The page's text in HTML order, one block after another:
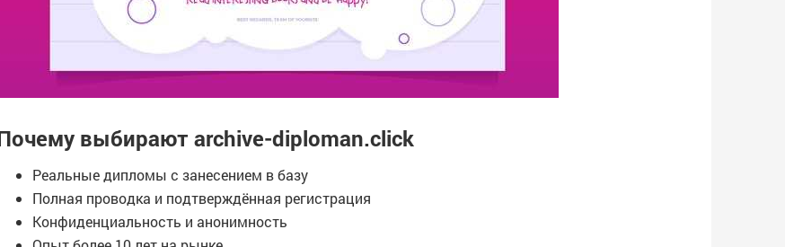
выбирают archive-diploman.click
Реальные дипломы с занесением в базу
Полная проводка и подтверждённая регистрация
Конфиденциальность и анонимность